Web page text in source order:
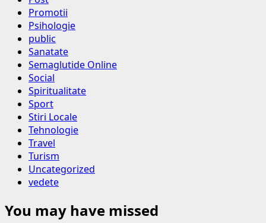
Promotii
Psihologie
public
Sanatate
Semaglutide Online
Social
Spiritualitate
Sport
Stiri Locale
Tehnologie
Travel
Turism
Uncategorized
vedete
You may have missed